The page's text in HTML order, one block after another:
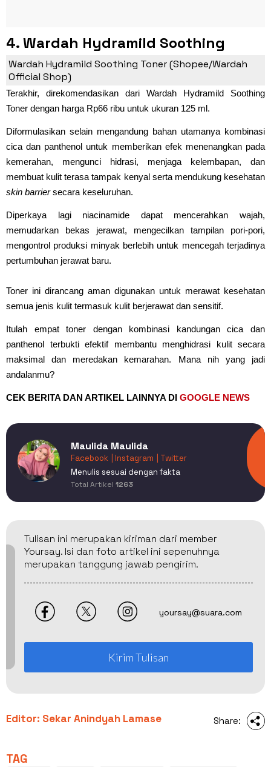
4. Wardah Hydramild Soothing
Toner (Rp66 Ribu)
Wardah Hydramild Soothing Toner (Shopee/Wardah
Official Shop)
Terakhir, direkomendasikan dari Wardah Hydramild Soothing
Toner dengan harga Rp66 ribu untuk ukuran 125 ml.
Diformulasikan selain mengandung bahan utamanya kombinasi
cica dan panthenol untuk memberikan efek menenangkan pada
kemerahan, mengunci hidrasi, menjaga kelembapan, dan
membuat kulit terasa tampak kenyal serta mendukung kesehatan
skin barriersecara keseluruhan.
Diperkaya lagi niacinamide dapat mencerahkan wajah,
memudarkan bekas jerawat, mengecilkan tampilan pori-pori,
mengontrol produksi minyak berlebih untuk mencegah terjadinya
pertumbuhan jerawat baru.
Toner ini dirancang aman digunakan untuk merawat kesehatan
semua jenis kulit termasuk kulit berjerawat dan sensitif.
Itulah empat toner dengan kombinasi kandungan cica dan
panthenol terbukti efektif membantu menghidrasi kulit secara
maksimal dan meredakan kemarahan. Mana nih yang jadi
andalanmu?
CEK BERITA DAN ARTIKEL LAINNYA DI GOOGLE NEWS
Maulida Maulida
Facebook | Instagram
| Twitter
Menulis sesuai dengan fakta
Total Artikel 1263
Tulisan ini merupakan kiriman dari member
Yoursay. Isi dan foto artikel ini sepenuhnya
merupakan tanggung jawab pengirim.
yoursay@suara.com
Kirim Tulisan
Editor: Sekar Anindyah Lamase Share:
TAG